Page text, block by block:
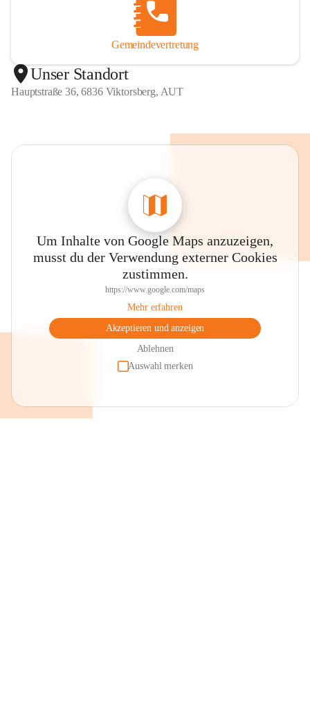
Gemeindevertretung
Unser Standort
Hauptstraße 36, 6836 Viktorsberg, AUT
Um Inhalte von Google Maps anzuzeigen,
musst du der Verwendung externer Cookies
zustimmen.
https://www.google.com/maps
Mehr erfahren
Akzeptieren und anzeigen
Ablehnen
Auswahl merken